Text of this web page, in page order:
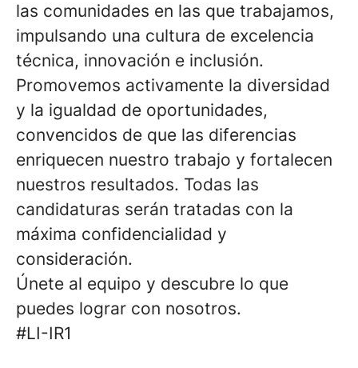
las comunidades en las que trabajamos,
impulsando una cultura de excelencia
técnica, innovación e inclusión.
Promovemos activamente la diversidad
y la igualdad de oportunidades,
convencidos de que las diferencias
enriquecen nuestro trabajo y fortalecen
nuestros resultados. Todas las
candidaturas serán tratadas con la
máxima confidencialidad y
consideración.
Únete al equipo y descubre lo que
puedes lograr con nosotros.
#LI-IR1